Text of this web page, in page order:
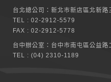
台北總公司：新北巿新店區北新
TEL :02-2912-5579
FAX : 02-2912-5778
台中辦公室： 台中市南屯區公益
TEL :(04) 2310-1189